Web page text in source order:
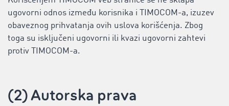
ugovorni odnos između korisnika i TIMOCOM-a, izuzev
obaveznog prihvatanja ovih uslova korišćenja. Zbog
toga su isključeni ugovorni ili kvazi ugovorni zahtevi
protiv TIMOCOM-a.
(2) Autorska prava